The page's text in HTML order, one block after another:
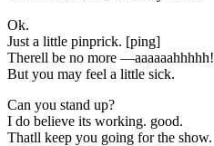
Ok.
Just a little pinprick. [ping]
Therell be no more —aaaaaahhhhh!
But you may feel a little sick.
Can you stand up?
I do believe its working. good.
Thatll keep you going for the show.